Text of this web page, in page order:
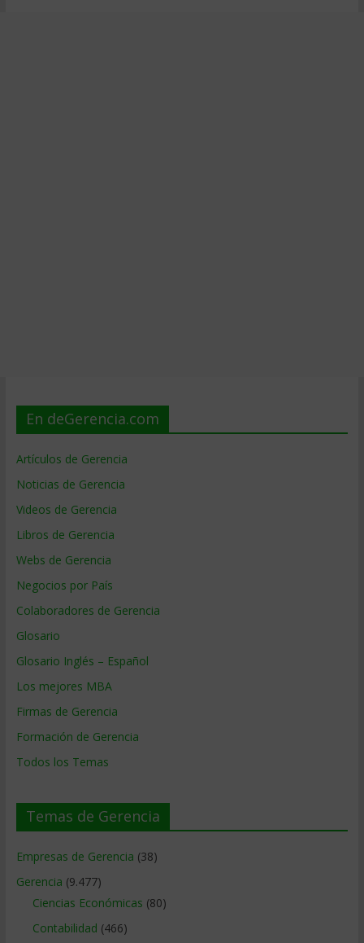
En deGerencia.com
Artículos de Gerencia
Noticias de Gerencia
Videos de Gerencia
Libros de Gerencia
Webs de Gerencia
Negocios por País
Colaboradores de Gerencia
Glosario
Glosario Inglés – Español
Los mejores MBA
Firmas de Gerencia
Formación de Gerencia
Todos los Temas
Temas de Gerencia
Empresas de Gerencia (38)
Gerencia (9.477)
Ciencias Económicas (80)
Contabilidad (466)